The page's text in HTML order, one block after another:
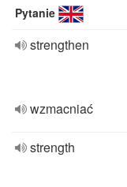
Pytanie
strengthen
wzmacniać
strength